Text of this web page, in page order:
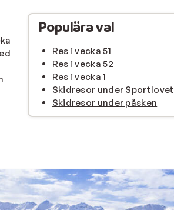
Populära val
Res i vecka 51
Res i vecka 52
Res i vecka 1
Skidresor under Sportlovet
Skidresor under påsken